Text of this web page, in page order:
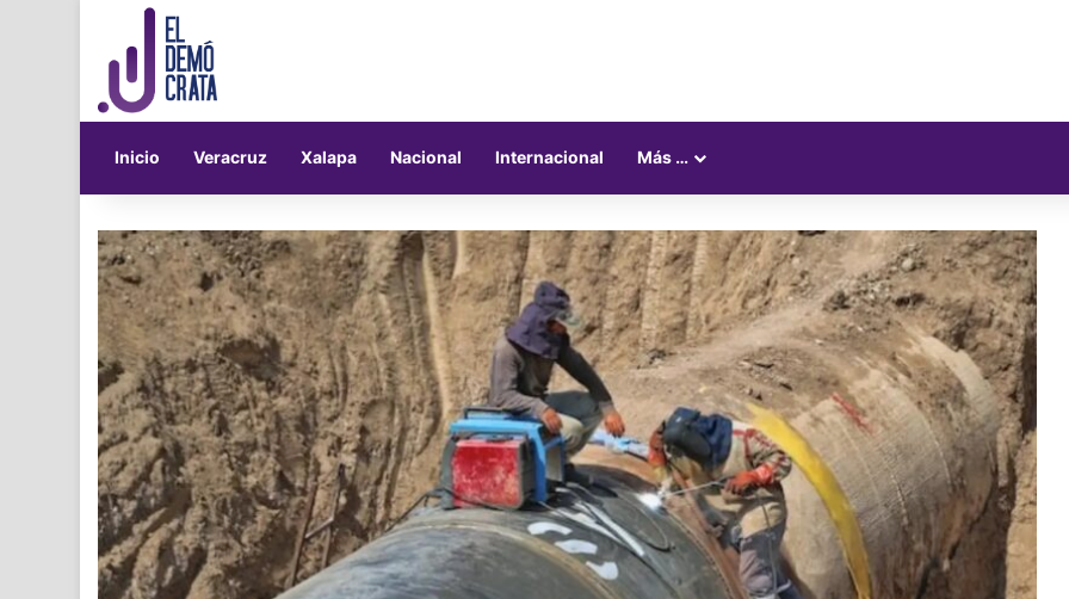
Inicio Veracruz Xalapa Nacional Internacional Más …